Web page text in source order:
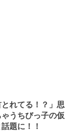
とれてる！？」思
うちびっ子の仮
題に！！